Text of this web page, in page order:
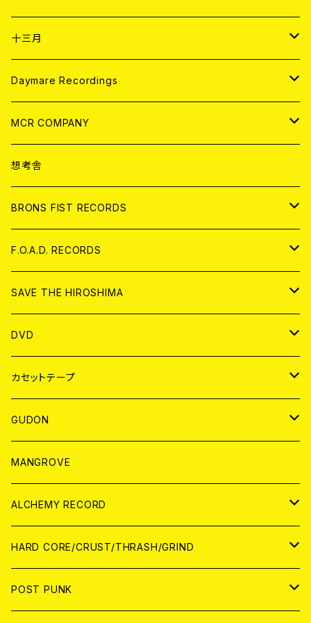
ANALOG
アパレル
CD
ANALOG
十三月
CD
ANALOG
Daymare Recordings
CD
ANALOG
MCR COMPANY
CD
アパレル
ANALOG
想考舎
BRONS FIST RECORDS
CD
ANALOG
F.O.A.D. RECORDS
CD
ANALOG
SAVE THE HIROSHIMA
アパレル
BADGE
DVD
JAPAN
WORLD
カセットテープ
JAPAN
WORLD
GUDON
アパレル
PATCH
アナログ
DIGITAL CONTENTS
MANGROVE
ALCHEMY RECORD
CD
ANALOG
HARD CORE/CRUST/THRASH/GRIND
JAPAN
POST PUNK